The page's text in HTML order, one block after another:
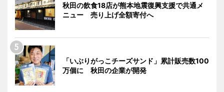
秋田の飲食18店が熊本地震復興支援で共通メ
ニュー 売り上げ全額寄付へ
「いぶりがっこチーズサンド」累計販売数100
万個に 秋田の企業が開発